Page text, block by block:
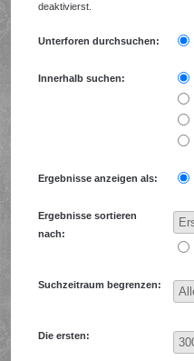
deaktivierst.
Unterforen durchsuchen:
Innerhalb suchen:
Ergebnisse anzeigen als:
Ergebnisse sortieren
nach:
Suchzeitraum begrenzen:
Die ersten: